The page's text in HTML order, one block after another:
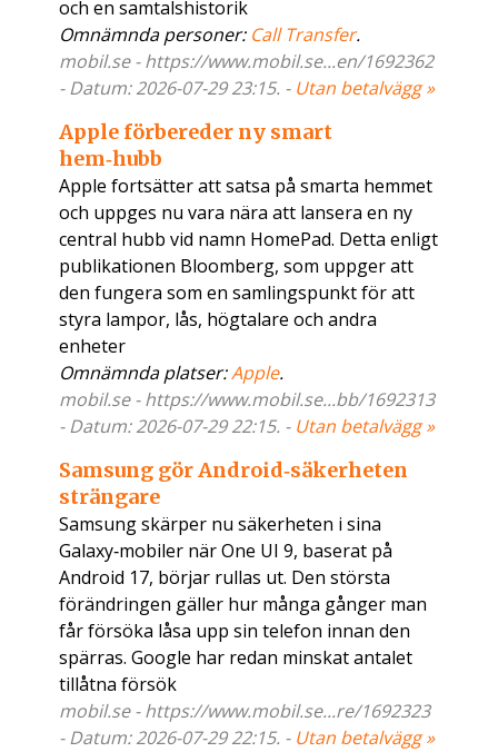
och en samtalshistorik
Omnämnda personer: Call Transfer.
mobil.se - https://www.mobil.se...en/1692362
- Datum: 2026-07-29 23:15. - Utan betalvägg »
Apple förbereder ny smart
hem‑hubb
Apple fortsätter att satsa på smarta hemmet
och uppges nu vara nära att lansera en ny
central hubb vid namn HomePad. Detta enligt
publikationen Bloomberg, som uppger att
den fungera som en samlingspunkt för att
styra lampor, lås, högtalare och andra
enheter
Omnämnda platser:Apple.
mobil.se - https://www.mobil.se...bb/1692313
- Datum: 2026-07-29 22:15. - Utan betalvägg »
Samsung gör Android‑säkerheten
strängare
Samsung skärper nu säkerheten i sina
Galaxy‑mobiler när One UI 9, baserat på
Android 17, börjar rullas ut. Den största
förändringen gäller hur många gånger man
får försöka låsa upp sin telefon innan den
spärras. Google har redan minskat antalet
tillåtna försök
mobil.se - https://www.mobil.se...re/1692323
- Datum: 2026-07-29 22:15. - Utan betalvägg »